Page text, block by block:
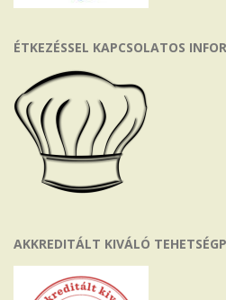
ÉTKEZÉSSEL KAPCSOLATOS
AKKREDITÁLT KIVÁLÓ